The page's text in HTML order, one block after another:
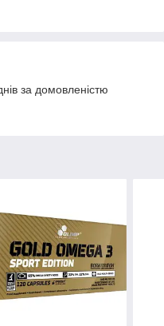
за домовленістю